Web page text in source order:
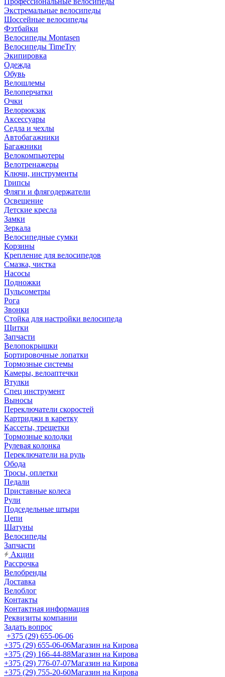
Экстремальные велосипеды
Шоссейные велосипеды
Фэтбайки
Велосипеды Montasen
Велосипеды TimeTry
Экипировка
Одежда
Обувь
Велошлемы
Велоперчатки
Очки
Велорюкзак
Аксессуары
Седла и чехлы
Автобагажники
Багажники
Велокомпьютеры
Велотренажеры
Ключи, инструменты
Грипсы
Фляги и флягодержатели
Освещение
Детские кресла
Замки
Зеркала
Велосипедные сумки
Корзины
Крепление для велосипедов
Смазка, чистка
Насосы
Подножки
Пульсометры
Рога
Звонки
Стойка для настройки велосипеда
Щитки
Запчасти
Велопокрышки
Бортировочные лопатки
Тормозные системы
Камеры, велоаптечки
Втулки
Спец инструмент
Выносы
Переключатели скоростей
Картриджи в каретку
Кассеты, трещетки
Тормозные колодки
Рулевая колонка
Переключатели на руль
Обода
Тросы, оплетки
Педали
Приставные колеса
Рули
Подседельные штыри
Цепи
Шатуны
Велосипеды
Запчасти
Акции
Рассрочка
Велобренды
Доставка
Велоблог
Контакты
Контактная информация
Реквизиты компании
Задать вопрос
+375 (29) 655-06-06
+375 (29) 655-06-06Магазин на Кирова
+375 (29) 166-44-88Магазин на Кирова
+375 (29) 776-07-07Магазин на Кирова
+375 (29) 755-20-60Магазин на Кирова